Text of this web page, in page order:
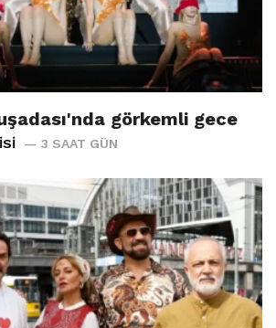
görkemli gece
3 SAAT GÜN